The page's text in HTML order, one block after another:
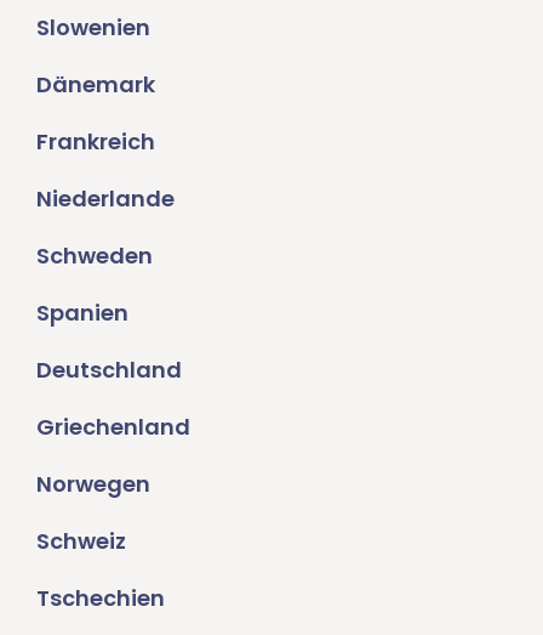
Slowenien
Dänemark
Frankreich
Niederlande
Schweden
Spanien
Deutschland
Griechenland
Norwegen
Schweiz
Tschechien